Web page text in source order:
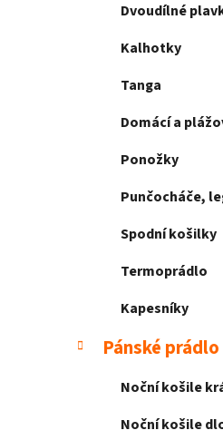
Dvoudílné
Kalhotky
Tanga
Domácí a
Ponožky
Punčocháče,
Spodní košilky
Termoprádlo
Kapesníky
Pánské prádlo
Noční košile
Noční košile